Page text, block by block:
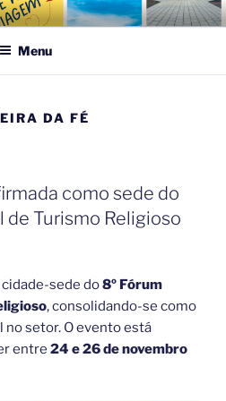
Menu
DA FÉ
como sede do
de Turismo Religioso
cidade-sede do8º Fórum
, consolidando-se como
setor. O evento está
entre 24 e 26 de novembro